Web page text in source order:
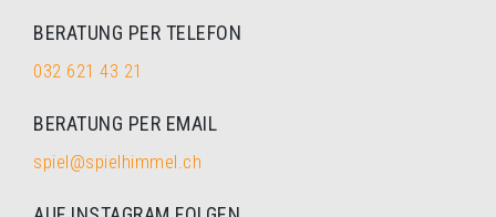
BERATUNG PER TELEFON
032 621 43 21
BERATUNG PER EMAIL
spiel@spielhimmel.ch